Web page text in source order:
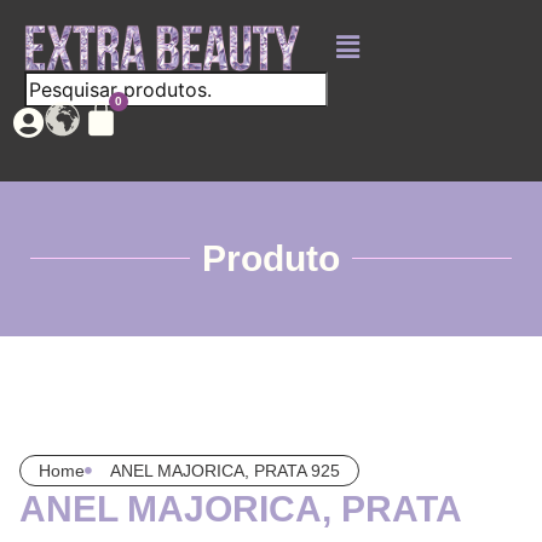
Produto
Home ANEL MAJORICA, PRATA 925
ANEL MAJORICA, PRATA